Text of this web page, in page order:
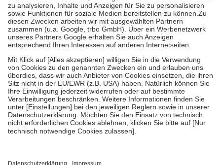
Bei Heilmitteln und häuslicher Krankenpflege beträgt die
Zuzahlung zehn Prozent der Kosten sowie zehn Euro je
Verordnung.
Um das Engagement der Versicherten für ihre eigene Gesundheit zu
stärken und die besondere Stellung der Familie zu unterstützen,
fallenkeine Zuzahlungenan bei:
• Kindern und Jugendlichen bis zum vollendeten 18. Lebensjahr
mit Ausnahme der Fahrkosten
• Untersuchungen zur Vorsorge und Früherkennung, die von der
GKV getragen werden
• empfohlenen Schutzimpfungen
• Harn- und Blutteststreifen
getroffen, um sicherzustellen, dass es sich um echte Bewertungen